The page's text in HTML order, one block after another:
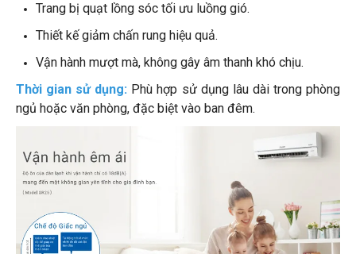
Trang bị quạt lồng sóc tối ưu luồng gió.
Thiết kế giảm chấn rung hiệu quả.
Vận hành mượt mà, không gây âm thanh khó chịu.
Thời gian sử dụng: Phù hợp sử dụng lâu dài trong phòng
ngủ hoặc văn phòng, đặc biệt vào ban đêm.